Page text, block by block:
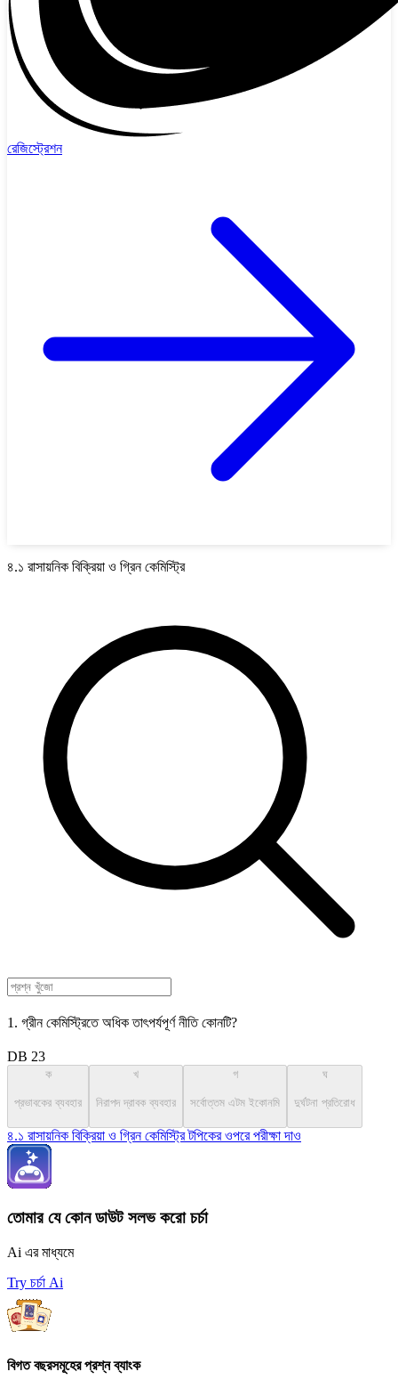
রেজিস্ট্রেশন
৪.১ রাসায়নিক বিক্রিয়া ও গ্রিন কেমিস্ট্রি
1. গ্রীন কেমিস্ট্রিতে অধিক তাৎপর্যপূর্ণ নীতি কোনটি?
DB 23
ক
প্রভাবকের ব্যবহার
খ
নিরাপদ দ্রাবক ব্যবহার
গ
সর্বোত্তম এটম ইকোনমি
ঘ
দুর্ঘটনা প্রতিরোধ
৪.১ রাসায়নিক বিক্রিয়া ও গ্রিন কেমিস্ট্রি টপিকের ওপরে পরীক্ষা দাও
তোমার যে কোন ডাউট সলভ করো চর্চা
Ai এর মাধ্যমে
Try চর্চা Ai
বিগত বছরসমূহের প্রশ্ন ব্যাংক